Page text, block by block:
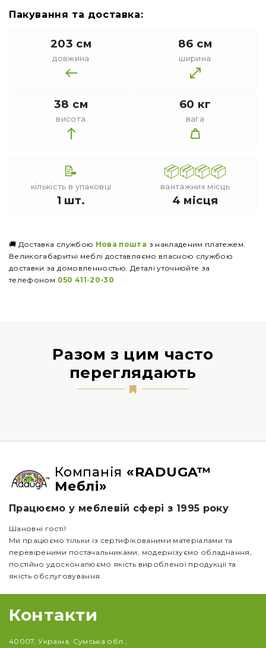
Пакування та доставка:
203 см
довжина
86 см
ширина
38 см
висота
60 кг
вага
📝
кількість в упаковці
1 шт.
📦📦📦📦
вантажних місць
4 місця
🚚 Доставка службою Нова пошта з накладеним платежем.
Великогабаритні меблі доставляємо власною службою
доставки за домовленностью. Деталі уточнюйте за
телефоном 050 411-20-30
Разом з цим часто
переглядають
Компанія «RADUGA™
Меблі»
Працюємо у меблевій сфері з 1995 року
Шановні гості!
Ми працюємо тільки із сертифікованими матеріалами та
перевіреними постачальниками, модернізуємо обладнання,
постійно удосконалюємо якість виробленої продукції та
якість обслуговування.
Контакти
40007, Україна, Сумська обл.,